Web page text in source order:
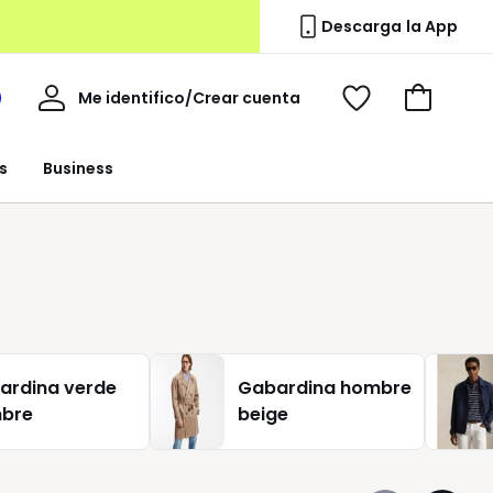
Descarga la App
Business
Me identifico/Crear cuenta
Mi
Ver
Ir
verde
Gabardina hombre
beige